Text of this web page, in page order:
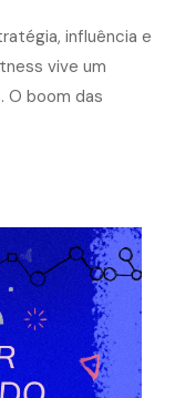
influência e
vive um
O boom das